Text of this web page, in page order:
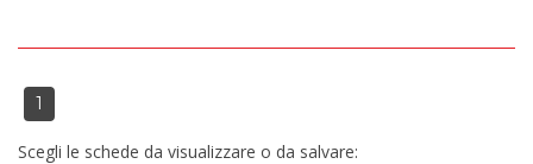
1
Scegli le schede da visualizzare o da salvare: